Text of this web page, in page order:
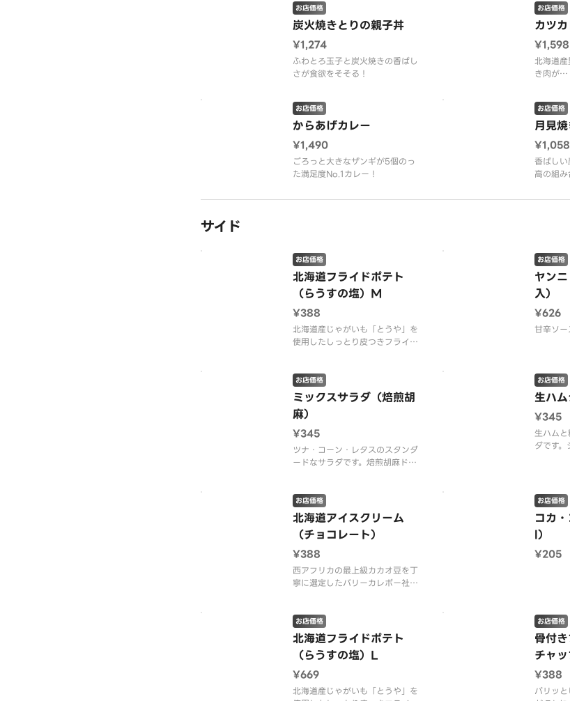
ておりま
炭火焼きとりの親子丼
お店価格
¥1,274
ふわとろ玉子と炭火焼きの香ばし
さが食欲をそそる！
カツ
お店価格
¥1,598
北海道
き肉が
からあげカレー
お店価格
¥1,490
ごろっと大きなザンギが5個のっ
た満足度No.1カレー！
月見
お店価格
¥1,058
香ばし
高の組
サイド
北海道フライドポテト
（らうすの塩）M
お店価格
¥388
北海道産じゃがいも「とうや」を
使用したしっとり皮つきフライド
ヤン
入）
お店価格
¥626
甘辛ソー
ミックスサラダ（焙煎胡
麻）
お店価格
¥345
ツナ・コーン・レタスのスタンダ
ードなサラダです。焙煎胡麻ドレ
生ハ
お店価格
¥345
生ハム
ダです
北海道アイスクリーム
（チョコレート）
お店価格
¥388
西アフリカの最上級カカオ豆を丁
寧に選定したバリーカレボー社の
コカ
l）
お店価格
¥205
北海道フライドポテト
（らうすの塩）L
お店価格
¥669
北海道産じゃがいも「とうや」を
骨付
チャッ
お店価格
¥388
パリッ